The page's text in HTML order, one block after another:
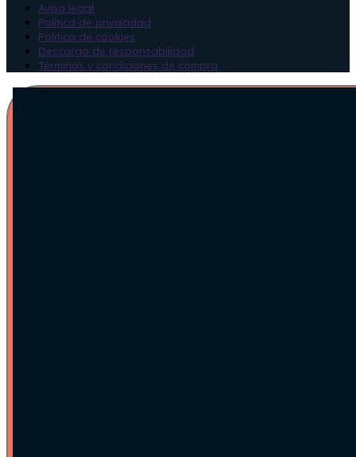
Aviso legal
Política de privacidad
Política de cookies
Descargo de responsabilidad
Términos y condiciones de compra